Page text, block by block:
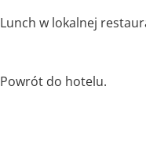
Lunch w lokalnej
Powrót do hotelu.